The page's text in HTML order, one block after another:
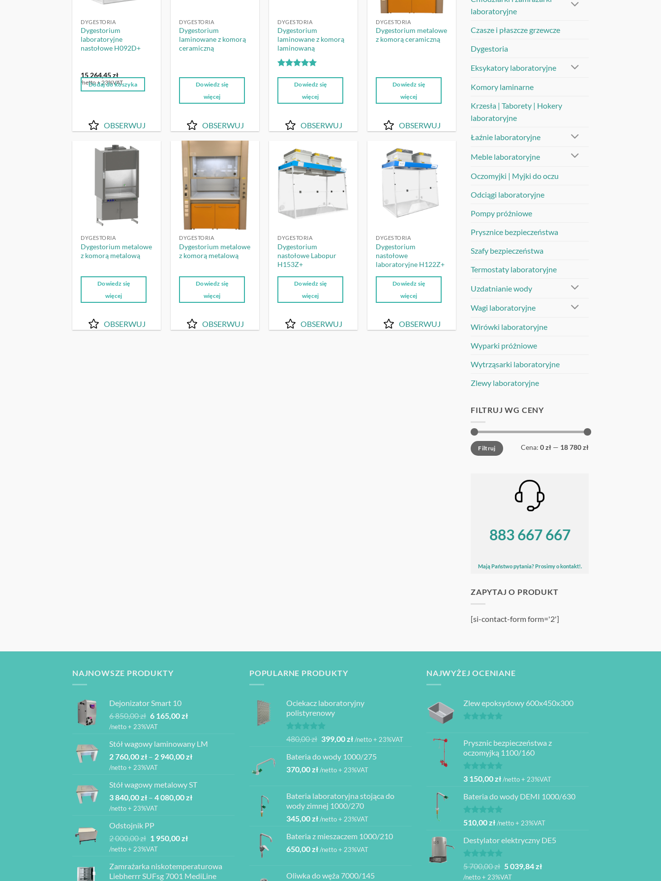
DYGESTORIA
Dygestorium
laboratoryjne
nastołowe H092D+
15 264,45zł
/netto + 23%VAT
Dodaj do koszyka
OBSERWUJ
DYGESTORIA
Dygestorium
laminowane z komorą
ceramiczną
Dowiedz się
więcej
OBSERWUJ
DYGESTORIA
Dygestorium
laminowane z komorą
laminowaną
Dowiedz się
więcej
OBSERWUJ
DYGESTORIA
Dygestorium metalowe
z komorą ceramiczną
Dowiedz się
więcej
OBSERWUJ
OBSERWUJ
DYGESTORIA
Dygestorium metalowe
z komorą metalową
Dowiedz się
więcej
OBSERWUJ
OBSERWUJ
DYGESTORIA
Dygestorium metalowe
z komorą metalową
Dowiedz się
więcej
OBSERWUJ
OBSERWUJ
DYGESTORIA
Dygestorium
nastołowe Labopur
H153Z+
Dowiedz się
więcej
OBSERWUJ
OBSERWUJ
DYGESTORIA
Dygestorium
nastołowe
laboratoryjne H122Z+
Dowiedz się
więcej
OBSERWUJ
laboratoryjne
Czasze i płaszcze grzewcze
Dygestoria
Eksykatory laboratoryjne
Komory laminarne
Krzesła | Taborety | Hokery
laboratoryjne
Łaźnie laboratoryjne
Meble laboratoryjne
Oczomyjki | Myjki do oczu
Odciągi laboratoryjne
Pompy próżniowe
Prysznice bezpieczeństwa
Szafy bezpieczeństwa
Termostaty laboratoryjne
Uzdatnianie wody
Wagi laboratoryjne
Wirówki laboratoryjne
Wyparki próżniowe
Wytrząsarki laboratoryjne
Zlewy laboratoryjne
FILTRUJ WG CENY
Cena
min
Cena
maxFiltruj Cena: 0 zł — 18 780 zł
883 667 667
Mają Państwo pytania? Prosimy o kontakt!.
ZAPYTAJ O PRODUKT
[si-contact-form form='2']
NAJNOWSZE PRODUKTY
Dejonizator Smart 10
6 850,00zł Pierwotna
cena
6
850,00 zł.
6 165,00złAktualna
6
165,00 zł.
/netto + 23%VAT
Stół wagowy laminowany LM
2 760,00zł – 2 940,00złZakres
2
760,00 zł
/netto + 23%VAT
Stół wagowy metalowy ST
3 840,00zł – 4 080,00złZakres
080,00 zł
/netto + 23%VAT
Odstojnik PP
2 000,00zł Pierwotna
cena
2
000,00 zł.
1 950,00złAktualna
1
950,00 zł.
/netto + 23%VAT
Zamrażarka niskotemperaturowa
Liebherrr SUFsg 7001 MediLine
POPULARNE PRODUKTY
Ociekacz laboratoryjny
polistyrenowy
Oceniono
na 5
480,00zł Pierwotna
wynosiła:
480,00 zł.
399,00złAktualna
wynosi:
399,00 zł.
/netto + 23%VAT
Bateria do wody 1000/275
370,00zł/netto + 23%VAT
Bateria laboratoryjna stojąca do
wody zimnej 1000/270
345,00zł/netto + 23%VAT
Bateria z mieszaczem 1000/210
650,00zł/netto + 23%VAT
Oliwka do węża 7000/145
NAJWYŻEJ OCENIANE
Zlew epoksydowy 600x450x300
Prysznic bezpieczeństwa z
oczomyjką 1100/160
Oceniono
na 5
3 150,00zł/netto + 23%VAT
Bateria do wody DEMI 1000/630
Oceniono
na 5
510,00zł/netto + 23%VAT
Destylator elektryczny DE5
Oceniono
na 5
5 700,00zł Pierwotna
cena
5 039,84złAktualna
/netto + 23%VAT